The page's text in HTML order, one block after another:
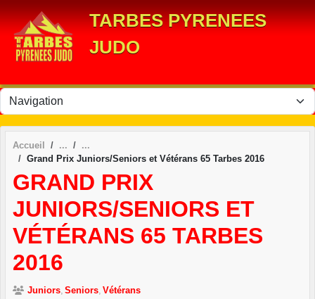
TARBES PYRENEES
JUDO
Accueil
Grand Prix Juniors/Seniors et Vétérans 65 Tarbes 2016
GRAND PRIX
JUNIORS/SENIORS ET
VÉTÉRANS 65 TARBES
2016
Juniors Seniors Vétérans
Panneau de gestion des cookies